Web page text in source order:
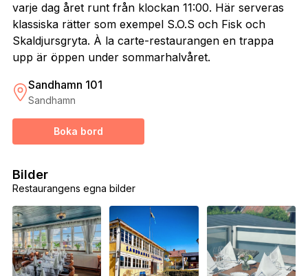
varje dag året runt från klockan 11:00. Här serveras
klassiska rätter som exempel S.O.S och Fisk och
Skaldjursgryta. À la carte-restaurangen en trappa
upp är öppen under sommarhalvåret.
Sandhamn 101
Sandhamn
Boka bord
Restaurangens egna bilder
Bilder